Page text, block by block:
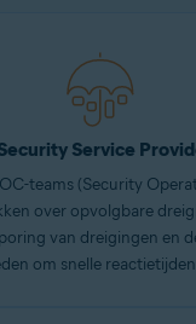
Service
teams (Security
over opvolgbare
van dreigingen en
om snelle